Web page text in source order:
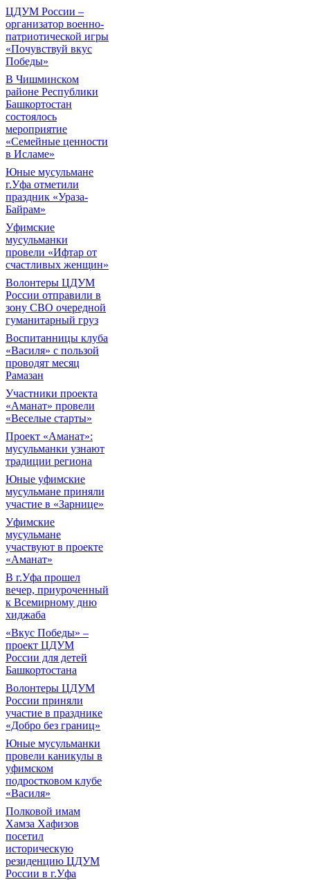
ЦДУМ России –
организатор военно-
патриотической игры
«Почувствуй вкус
Победы»
В Чишминском
районе Республики
Башкортостан
состоялось
мероприятие
«Семейные ценности
в Исламе»
Юные мусульмане
г.Уфа отметили
праздник «Ураза-
Байрам»
Уфимские
мусульманки
провели «Ифтар от
счастливых женщин»
Волонтеры ЦДУМ
России отправили в
зону СВО очередной
гуманитарный груз
Воспитанницы клуба
«Василя» с пользой
проводят месяц
Рамазан
Участники проекта
«Аманат» провели
«Веселые старты»
Проект «Аманат»:
мусульманки узнают
традиции региона
Юные уфимские
мусульмане приняли
участие в «Зарнице»
Уфимские
мусульмане
участвуют в проекте
«Аманат»
В г.Уфа прошел
вечер, приуроченный
к Всемирному дню
хиджаба
«Вкус Победы» –
проект ЦДУМ
России для детей
Башкортостана
Волонтеры ЦДУМ
России приняли
участие в празднике
«Добро без границ»
Юные мусульманки
провели каникулы в
уфимском
подростковом клубе
«Василя»
Полковой имам
Хамза Хафизов
посетил
историческую
резиденцию ЦДУМ
России в г.Уфа